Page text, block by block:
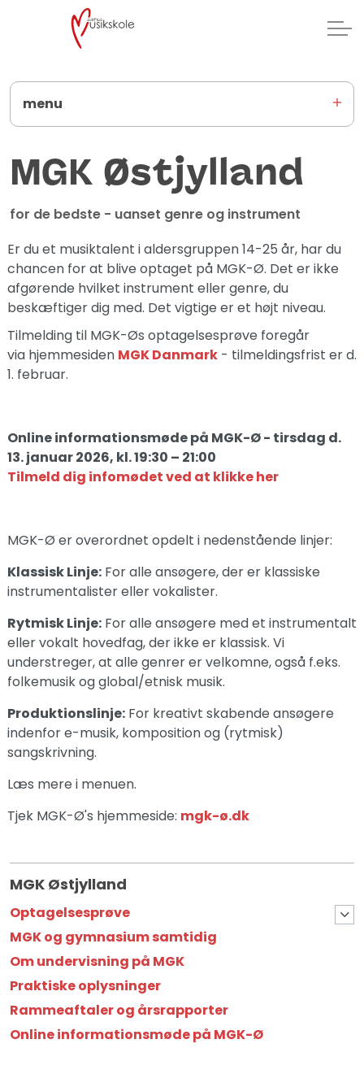
menu
MGK Østjylland
for de bedste - uanset genre og instrument
Er du et musiktalent i aldersgruppen 14-25 år, har du
chancen for at blive optaget på MGK-Ø. Det er ikke
afgørende hvilket instrument eller genre, du
beskæftiger dig med. Det vigtige er et højt niveau.
Tilmelding til MGK-Øs optagelsesprøve foregår
via hjemmesiden MGK Danmark - tilmeldingsfrist er d.
1. februar.
Online informationsmøde på MGK-Ø - tirsdag d.
13. januar 2026, kl. 19:30 – 21:00
Tilmeld dig infomødet ved at klikke her
MGK-Ø er overordnet opdelt i nedenstående linjer:
Klassisk Linje: For alle ansøgere, der er klassiske
instrumentalister eller vokalister.
Rytmisk Linje: For alle ansøgere med et instrumentalt
eller vokalt hovedfag, der ikke er klassisk. Vi
understreger, at alle genrer er velkomne, også f.eks.
folkemusik og global/etnisk musik.
Produktionslinje: For kreativt skabende ansøgere
indenfor e-musik, komposition og (rytmisk)
sangskrivning.
Læs mere i menuen.
Tjek MGK-Ø's hjemmeside: mgk-ø.dk
MGK Østjylland
Optagelsesprøve
MGK og gymnasium samtidig
Om undervisning på MGK
Praktiske oplysninger
Rammeaftaler og årsrapporter
Online informationsmøde på MGK-Ø